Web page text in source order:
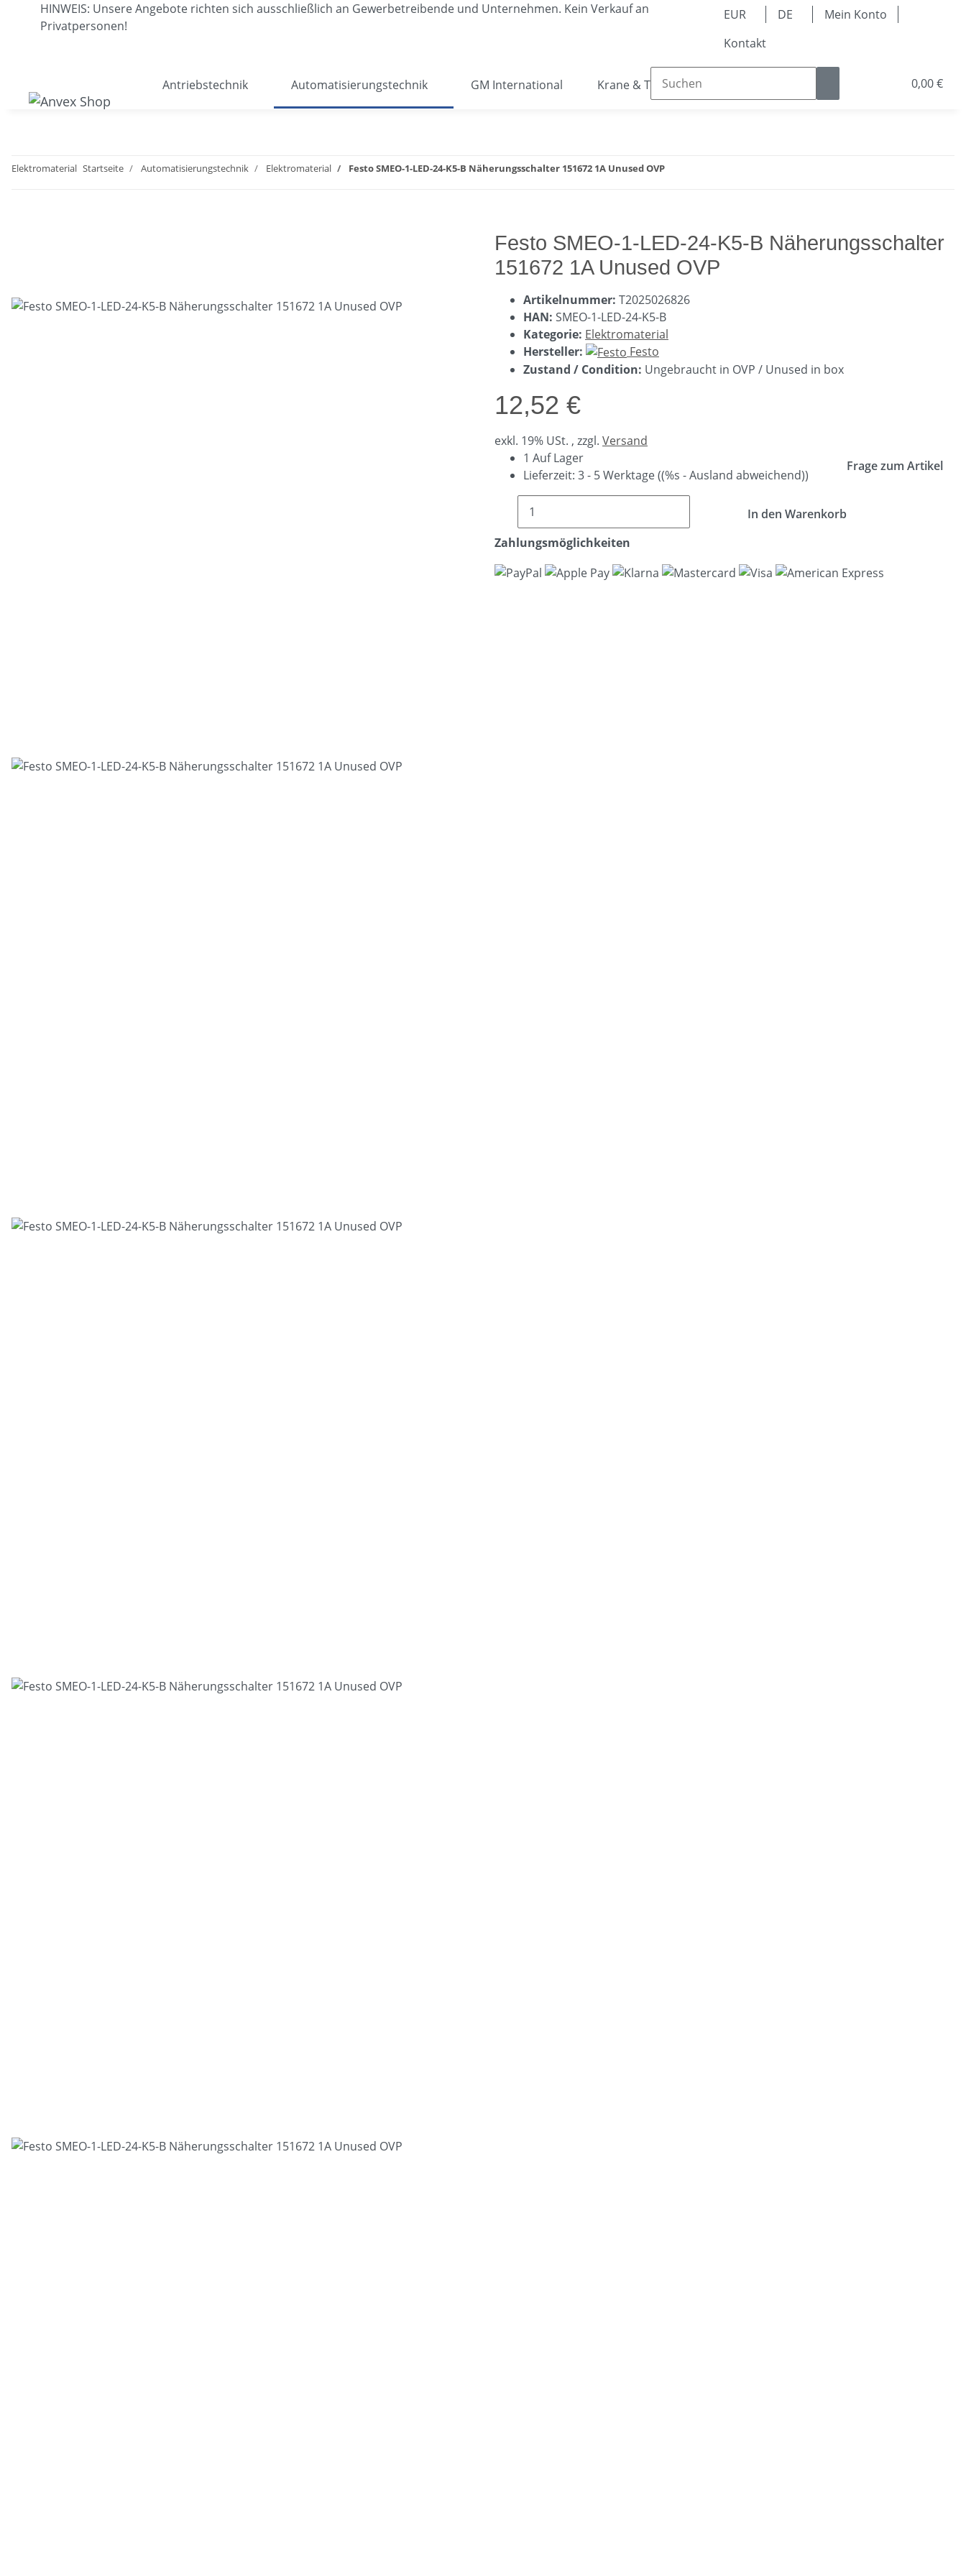
EUR DE
Mein Konto
Kontakt
HINWEIS: Unsere Angebote richten sich ausschließlich an Gewerbetreibende und Unternehmen. Kein Verkauf an
Privatpersonen!
0,00 €
Antriebstechnik Automatisierungstechnik GM International Krane & Teile Pneumatik
Elektromaterial Startseite Automatisierungstechnik Elektromaterial Festo SMEO-1-LED-24-K5-B Näherungsschalter 151672 1A Unused OVP
Festo SMEO-1-LED-24-K5-B Näherungsschalter
151672 1A Unused OVP
Artikelnummer: T2025026826
HAN: SMEO-1-LED-24-K5-B
Kategorie: Elektromaterial
Hersteller:
Festo
Zustand / Condition: Ungebraucht in OVP / Unused in box
12,52 €
exkl. 19% USt. , zzgl. Versand
1 Auf Lager
Lieferzeit: 3 - 5 Werktage((%s - Ausland abweichend))
Frage zum Artikel
In den Warenkorb
Zahlungsmöglichkeiten